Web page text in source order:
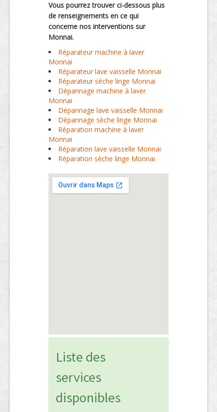
Vous pourrez trouver ci-dessous plus
de renseignements en ce qui
concerne nos interventions sur
Monnai.
Réparateur machine à laver
Monnai
Réparateur lave vaisselle Monnai
Réparateur sèche linge Monnai
Dépannage machine à laver
Monnai
Dépannage lave vaisselle Monnai
Dépannage sèche linge Monnai
Réparation machine à laver
Monnai
Réparation lave vaisselle Monnai
Réparation sèche linge Monnai
Liste des
services
disponibles